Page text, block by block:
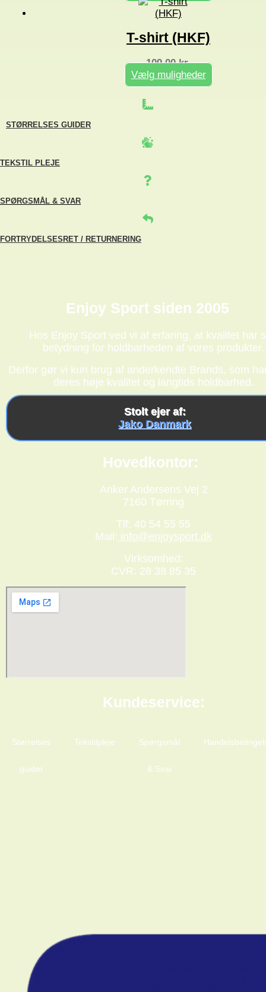
vare
har
flere
varianter.
kan
vælges
på
T-shirt (HKF)
109,00kr.
Vælg muligheder
Dette
STØRRELSES GUIDER
TEKSTIL PLEJE
SPØRGSMÅL & SVAR
FORTRYDELSESRET / RETURNERING
Enjoy Sport siden 2005
Hos Enjoy Sport ved vi af erfaring, at kvalitet har
betydning for holdbarheden af vores produkter.
Derfor gør vi kun brug af anderkendte Brands, som
deres høje kvalitet og langtids holdbarhed.
Stolt ejer af:
Jako Danmark
Hovedkontor:
Anker Andersens Vej 2
7160 Tørring
Tlf: 40 54 55 55
Mail: info@enjoysport.dk
Virksomhed:
CVR: 28 38 85 35
Kundeservice:
Størrelses
guider
Tekstilpleje Spørgsmål
& Svar